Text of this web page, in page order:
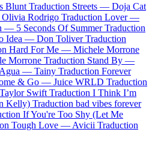
Blunt Traduction Streets — Doja Cat
Olivia Rodrigo Traduction Lover —
— 5 Seconds Of Summer Traduction
Idea — Don Toliver Traduction
Hard For Me — Michele Morrone
Morrone Traduction Stand By —
Agua — Tainy Traduction Forever
& Go — Juice WRLD Traduction
Taylor Swift Traduction I Think I’m
Kelly) Traduction bad vibes forever
If You're Too Shy (Let Me
Tough Love — Avicii Traduction